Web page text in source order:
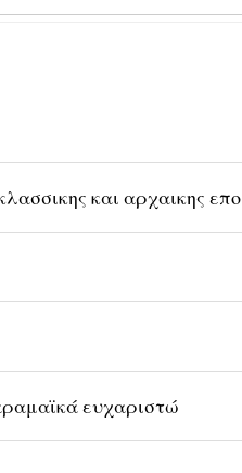
και αρχαικης επο
ευχαριστώ